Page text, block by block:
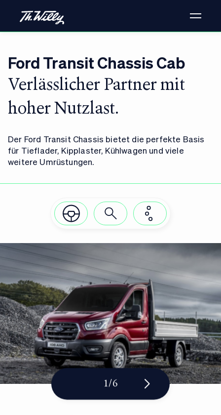
Ford Transit Chassis Cab
Verlässlicher Partner mit
hoher Nutzlast.
Der Ford Transit Chassis bietet die perfekte Basis
für Tieflader, Kipplaster, Kühlwagen und viele
weitere Umrüstungen.
1/6